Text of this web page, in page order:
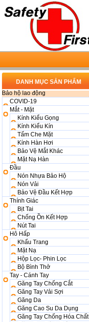
DANH MỤC SẢN PHẨM
Bảo hộ lao động
COVID-19
Mắt - Mặt
Kính Kiểu Gọng
Kính Kiểu Kín
Tấm Che Mặt
Kính Hàn Hơi
Bảo Vệ Mắt Khác
Mặt Nạ Hàn
Đầu
Nón Nhựa Bảo Hộ
Nón Vải
Bảo Vệ Đầu Kết Hợp
Thính Giác
Bịt Tai
Chống Ồn Kết Hợp
Nút Tai
Hô Hấp
Khẩu Trang
Mặt Nạ
Hộp Lọc- Phin Lọc
Bộ Bình Thở
Tay - Cánh Tay
Găng Tay Chống Cắt
Găng Tay Vải Sợi
Găng Da
Găng Cao Su Da Dụng
Găng Tay Chống Hóa Chất